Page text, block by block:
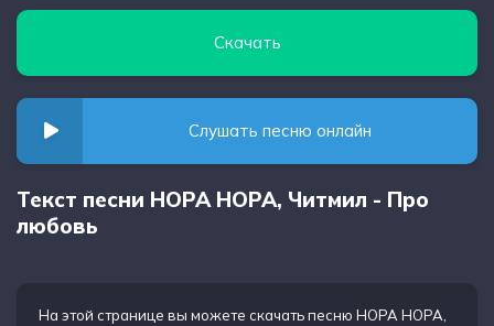
Скачать
Слушать песню онлайн
Текст песни НОРА НОРА, Читмил - Про
любовь
На этой странице вы можете скачать песню НОРА НОРА,